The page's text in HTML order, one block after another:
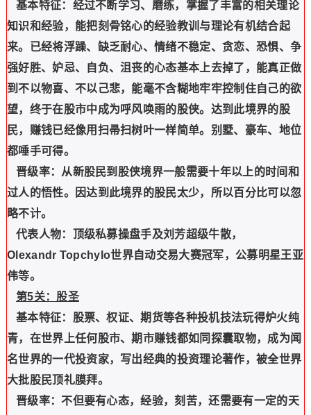
基本特征：经过不断学习、磨练，掌握了丰富的相关理论
知识和经验，能把刻骨铭心的经验教训与理论有机结合起
来。已经将浮躁、缺乏耐心、情绪不稳定、贪恋、恐惧、争
强好胜、妒忌、自负、沮丧的心态基本上去掉了，能真正做
到不以物喜、不以己悲，能毫不含糊地牢牢控制住自己的欲
望，终于在股市中成为呼风唤雨的股侠。达到此境界的股
民，赚钱已经像用扫帚扫树叶一样简单。别墅、豪车、地位
都唾手可得。
晋级率：从新股民到股侠境界一般需要十年以上的时间和
过人的悟性。因达到此境界的股民太少，所以百分比可以忽
略不计。
代表人物：顶级私募操盘手及刘芳超级牛散，
Olexandr Topchylo世界自动交易大赛冠军，公募明星王亚
伟等。
第5关：股圣
基本特征：股票、权证、期货等各种投机技法玩得炉火纯
青，在世界上任何股市、期市赚钱都如同探囊取物，成为闻
名世界的一代投资家，写出经典的投资理论著作，被全世界
大批股民顶礼膜拜。
晋级率：不但要有心态，经验，刻苦，还需要有一定的天